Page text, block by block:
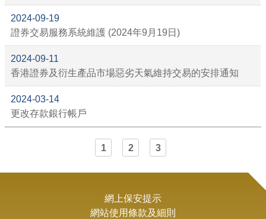
2024-09-19
證券交易服務系統維護 (2024年9月19日)
2024-09-11
香港證券及衍生產品市場惡劣天氣維持交易的安排通知
2024-03-14
更改存款銀行帳戶
1 2 3
網上保安提示
網站使用條款及細則